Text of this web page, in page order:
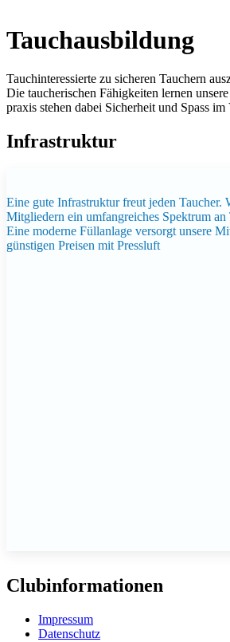
Tauchausbildung
Tauchinteressierte zu sicheren Tauchern
Die taucherischen Fähigkeiten lernen
praxis stehen dabei Sicherheit und Spass
Infrastruktur
Eine gute Infrastruktur freut jeden Taucher.
Mitgliedern ein umfangreiches Spektrum an
Eine moderne Füllanlage versorgt unsere
günstigen Preisen mit Pressluft
Clubinformationen
Impressum
Datenschutz